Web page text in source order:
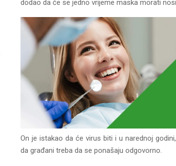
dodao da će se jedno vrijeme maska morati
On je istakao da će virus biti i u narednoj
da građani treba da se ponašaju odgovorno.